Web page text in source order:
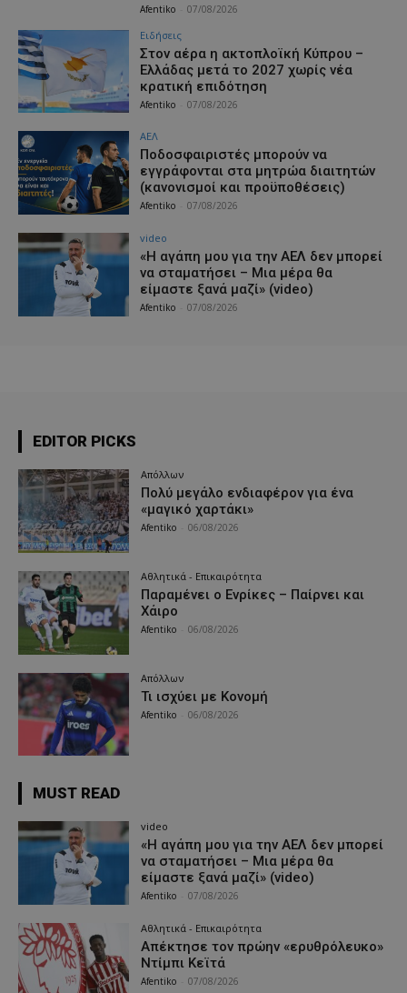
Afentiko 07/08/2026
Ειδήσεις
Στον αέρα η ακτοπλοϊκή Κύπρου –
Ελλάδας μετά το 2027 χωρίς νέα
κρατική επιδότηση
Afentiko 07/08/2026
ΑΕΛ
Ποδοσφαιριστές μπορούν να
εγγράφονται στα μητρώα διαιτητών
(κανονισμοί και προϋποθέσεις)
Afentiko 07/08/2026
video
«Η αγάπη μου για την ΑΕΛ δεν μπορεί
να σταματήσει – Μια μέρα θα
είμαστε ξανά μαζί» (video)
Afentiko 07/08/2026
EDITOR PICKS
Απόλλων
Πολύ μεγάλο ενδιαφέρον για ένα
«μαγικό χαρτάκι»
Afentiko 06/08/2026
Αθλητικά - Επικαιρότητα
Παραμένει ο Ενρίκες – Παίρνει και
Χάιρο
Afentiko 06/08/2026
Απόλλων
Τι ισχύει με Κονομή
Afentiko 06/08/2026
MUST READ
video
«Η αγάπη μου για την ΑΕΛ δεν μπορεί
να σταματήσει – Μια μέρα θα
είμαστε ξανά μαζί» (video)
Afentiko 07/08/2026
Αθλητικά - Επικαιρότητα
Απέκτησε τον πρώην «ερυθρόλευκο»
Ντίμπι Κεϊτά
Afentiko 07/08/2026